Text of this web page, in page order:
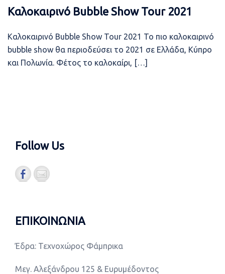
Καλοκαιρινό Bubble Show Tour 2021
Καλοκαιρινό Bubble Show Tour 2021 Το πιο καλοκαιρινό
bubble show θα περιοδεύσει το 2021 σε Ελλάδα, Κύπρο
και Πολωνία. Φέτος το καλοκαίρι, […]
Follow Us
ΕΠΙΚΟΙΝΩΝΙΑ
Έδρα: Τεχνοχώρος Φάμπρικα
Μεγ. Αλεξάνδρου 125 & Ευρυμέδοντος